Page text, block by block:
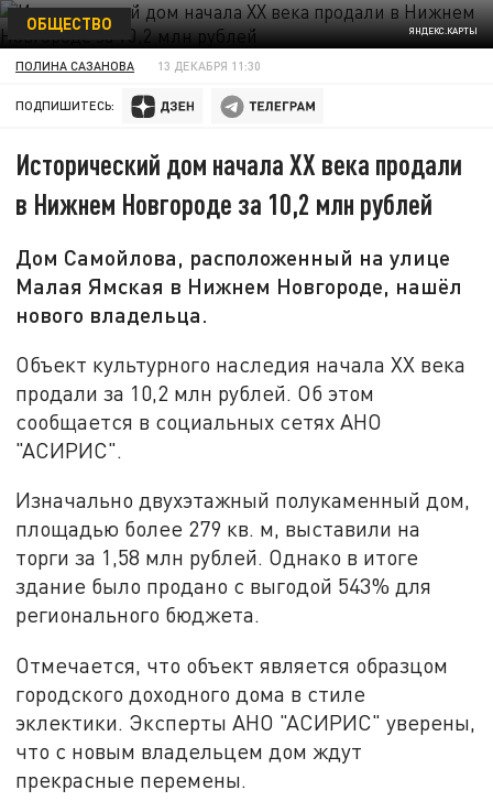
ЯНДЕКС.КАРТЫ
ОБЩЕСТВО
ПОЛИНА САЗАНОВА 13 ДЕКАБРЯ 11:30
ПОДПИШИТЕСЬ:
Исторический дом начала XX века продали
в Нижнем Новгороде за 10,2 млн рублей
Дом Самойлова, расположенный на улице
Малая Ямская в Нижнем Новгороде, нашёл
нового владельца.
Объект культурного наследия начала XX века
продали за 10,2 млн рублей. Об этом
сообщается в социальных сетях АНО
"АСИРИС".
Изначально двухэтажный полукаменный дом,
площадью более 279 кв. м, выставили на
торги за 1,58 млн рублей. Однако в итоге
здание было продано с выгодой 543% для
регионального бюджета.
Отмечается, что объект является образцом
городского доходного дома в стиле
эклектики. Эксперты АНО "АСИРИС" уверены,
что с новым владельцем дом ждут
прекрасные перемены.